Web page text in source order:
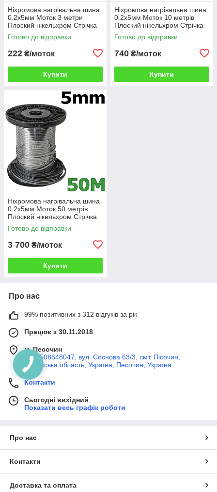
Ніхромова нагрівальна шина
0.2х5мм Моток 3 метри
Плоский нікельхром Стрічка
нікельхром x20h80
Готово до відправки
222 ₴/моток
Купити
Ніхромова нагрівальна шина
0.2х5мм Моток 10 метрів
Плоский нікельхром Стрічка
нікельхром x20h80
Готово до відправки
740 ₴/моток
Купити
Ніхромова нагрівальна шина
0.2х5мм Моток 50 метрів
Плоский нікельхром Стрічка
нікельхром x20h80
Готово до відправки
3 700 ₴/моток
Купити
Про нас
99% позитивних з 312 відгуків за рік
Працює з 30.11.2018
м. Песочин
+380508648047, вул. Соснова 63/3, смт. Пісочин,
Харківська область, Україна, Песочин, Україна
Контакти
Сьогодні вихідний
Показати весь графік роботи
Про нас
Контакти
Доставка та оплата